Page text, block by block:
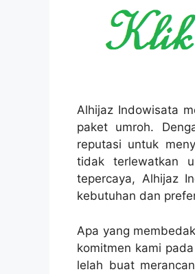
Alhijaz Indowisata
paket umroh.
reputasi untuk
tidak terlewatkan
tepercaya, Alhijaz
kebutuhan dan
Apa yang
komitmen kami
lelah buat